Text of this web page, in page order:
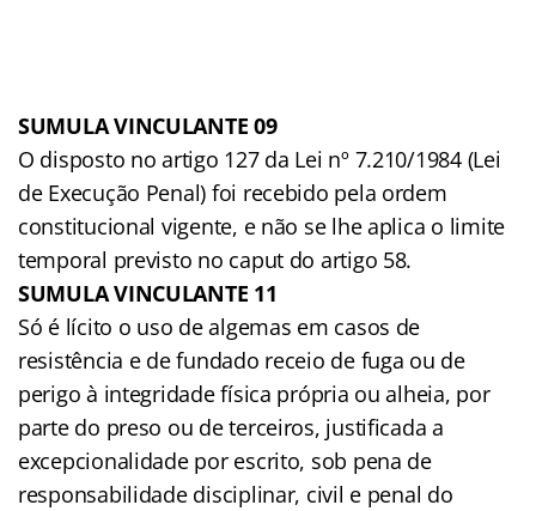
SUMULA VINCULANTE 09
O disposto no artigo 127 da Lei nº 7.210/1984 (Lei
de Execução Penal) foi recebido pela ordem
constitucional vigente, e não se lhe aplica o limite
temporal previsto no caput do artigo 58.
SUMULA VINCULANTE 11
Só é lícito o uso de algemas em casos de
resistência e de fundado receio de fuga ou de
perigo à integridade física própria ou alheia, por
parte do preso ou de terceiros, justificada a
excepcionalidade por escrito, sob pena de
responsabilidade disciplinar, civil e penal do